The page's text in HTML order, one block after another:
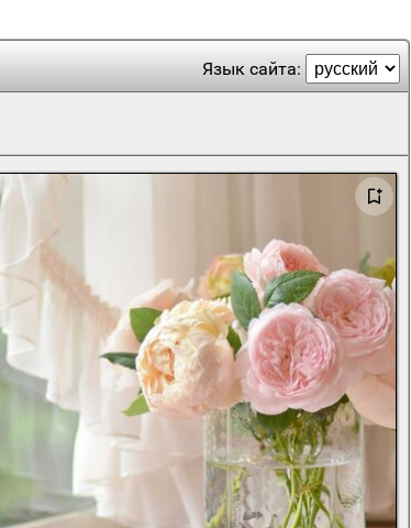
Язык сайта: